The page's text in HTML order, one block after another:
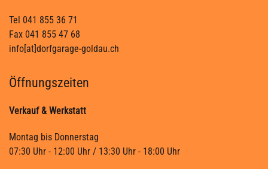
Tel 041 855 36 71
Fax 041 855 47 68
info[at]dorfgarage-goldau.ch
Öffnungszeiten
Verkauf & Werkstatt
Montag bis Donnerstag
07:30 Uhr - 12:00 Uhr / 13:30 Uhr - 18:00 Uhr